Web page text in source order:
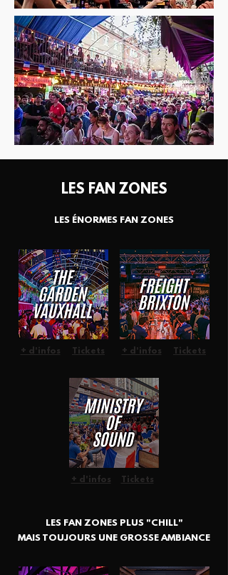
LES FAN ZONES
LES ÉNORMES FAN ZONES
+ d'infos Tickets + d'infos Tickets
+ d'infos Tickets
LES FAN ZONES PLUS "CHILL"
MAIS TOUJOURS UNE GROSSE AMBIANCE